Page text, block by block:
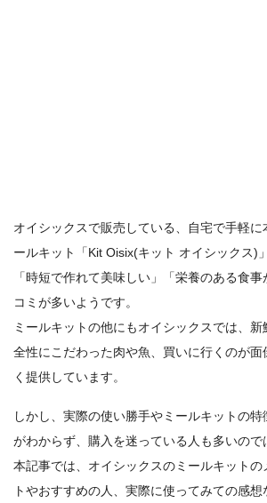
オイシックスで販売している、自宅で手軽に
ールキット「Kit Oisix(キット オイシックス)」
「時短で作れて美味しい」「栄養のある食
コミが多いようです。
ミールキットの他にもオイシックスでは、
全性にこだわった肉や魚、買いに行くのが面
く提供しています。
しかし、実際の使い勝手やミールキットの
がわからず、購入を迷っている人も多いので
本記事では、オイシックスのミールキットの
トやおすすめの人、実際に使ってみての感想